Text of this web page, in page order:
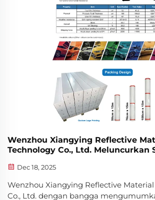
efisiensinya hampir mencapai 100%...
Wenzhou Xiangying Reflective
Technology Co., Ltd. Meluncurkan
Dec 18, 2025
Wenzhou Xiangying Reflective Material
Co., Ltd. dengan bangga